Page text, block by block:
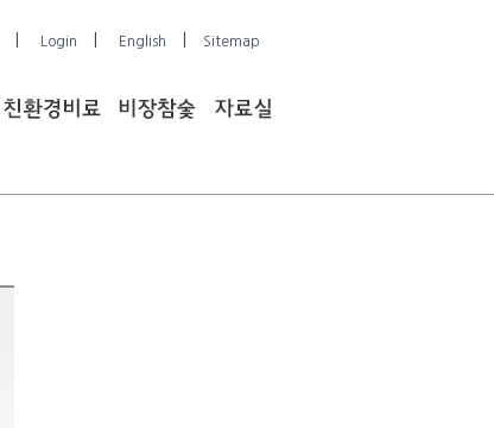
Login English Sitemap